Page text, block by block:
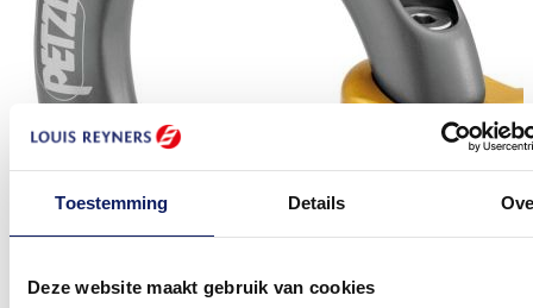
Toestemming Details
Deze website maakt gebruik van cookies